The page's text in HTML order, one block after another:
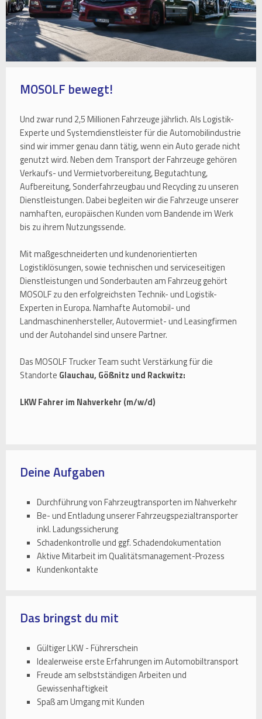
MOSOLF bewegt!
Und zwar rund 2,5 Millionen Fahrzeuge jährlich. Als Logistik-
Experte und Systemdienstleister für die Automobilindustrie
sind wir immer genau dann tätig, wenn ein Auto gerade nicht
genutzt wird. Neben dem Transport der Fahrzeuge gehören
Verkaufs- und Vermietvorbereitung, Begutachtung,
Aufbereitung, Sonderfahrzeugbau und Recycling zu unseren
Dienstleistungen. Dabei begleiten wir die Fahrzeuge unserer
namhaften, europäischen Kunden vom Bandende im Werk
bis zu ihrem Nutzungssende.
Mit maßgeschneiderten und kundenorientierten
Logistiklösungen, sowie technischen und serviceseitigen
Dienstleistungen und Sonderbauten am Fahrzeug gehört
MOSOLF zu den erfolgreichsten Technik- und Logistik-
Experten in Europa. Namhafte Automobil- und
Landmaschinenhersteller, Autovermiet- und Leasingfirmen
und der Autohandel sind unsere Partner.
Das MOSOLF Trucker Team sucht Verstärkung für die
Standorte Glauchau, Gößnitz und Rackwitz:
LKW Fahrer im Nahverkehr (m/w/d)
Deine Aufgaben
Durchführung von Fahrzeugtransporten im Nahverkehr
Be- und Entladung unserer Fahrzeugspezialtransporter
inkl. Ladungssicherung
Schadenkontrolle und ggf. Schadendokumentation
Aktive Mitarbeit im Qualitätsmanagement-Prozess
Kundenkontakte
Das bringst du mit
Gültiger LKW - Führerschein
Idealerweise erste Erfahrungen im Automobiltransport
Freude am selbstständigen Arbeiten und
Gewissenhaftigkeit
Spaß am Umgang mit Kunden